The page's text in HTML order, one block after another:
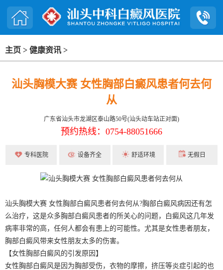
主页 > 健康资讯 >
汕头胸模大赛 女性胸部白癜风患者何去何
从
广东省汕头市龙湖区泰山路50号(汕头动车站正对面)
预约热线：0754-88051666
专科医院 设备齐全 舒适环境 无假日
汕头胸模大赛 女性胸部白癜风患者何去何从?胸部白癜风病因还有怎
么治疗，这是众多胸部白癜风患者的所关心的问题，白癜风这几年发
病率非常的高，任何人都会有患上的可能性。尤其是女性患者朋友，
胸部白癜风带来女性朋友太多的伤害。
【女性胸部白癜风的引发原因】
女性胸部白癜风是因为胸部受伤，衣物的摩擦，挤压等炎症引起的也